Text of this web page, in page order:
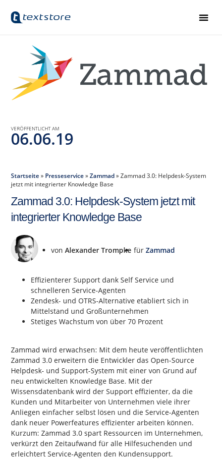
VERÖFFENTLICHT AM
06.06.19
Startseite» Presseservice»Zammad»Zammad 3.0: Helpdesk-System
jetzt mit integrierter Knowledge Base
Zammad 3.0: Helpdesk-System jetzt mit
integrierter Knowledge Base
vonAlexander Trompke für Zammad
Effizienterer Support dank Self Service und
schnelleren Service-Agenten
Zendesk- und OTRS-Alternative etabliert sich in
Mittelstand und Großunternehmen
Stetiges Wachstum von über 70 Prozent
Zammad wird erwachsen: Mit dem heute veröffentlichten
Zammad 3.0 erweitern die Entwickler das Open-Source
Helpdesk- und Support-System mit einer von Grund auf
neu entwickelten Knowledge Base. Mit der
Wissensdatenbank wird der Support effizienter, da die
Kunden und Mitarbeiter von Unternehmen viele ihrer
Anliegen einfacher selbst lösen und die Service-Agenten
dank neuer Powerfeatures effizienter arbeiten können.
Kurzum: Zammad 3.0 spart Ressourcen im Unternehmen,
verkürzt den Zeitaufwand für alle Hilfesuchenden und
erleichtert Service-Agenten den Kundensupport.